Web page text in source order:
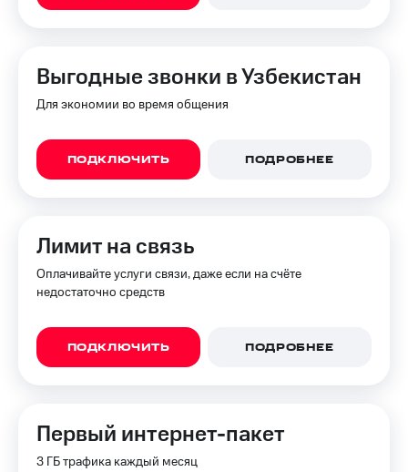
Выгодные звонки в Узбекистан
Для экономии во время общения
ПОДКЛЮЧИТЬ ПОДРОБНЕЕ
Лимит на связь
Оплачивайте услуги связи, даже если на счёте
недостаточно средств
ПОДКЛЮЧИТЬ ПОДРОБНЕЕ
Первый интернет-пакет
3 ГБ трафика каждый месяц